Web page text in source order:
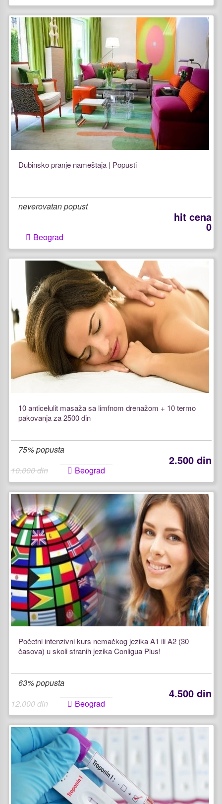
Dubinsko pranje nameštaja | Popusti
neverovatan popust
hit cena
0
Beograd
10 anticelulit masaža sa limfnom drenažom + 10 termo
pakovanja za 2500 din
75% popusta
2.500 din
10.000 din Beograd
Početni intenzivni kurs nemačkog jezika A1 ili A2 (30
časova) u skoli stranih jezika Conligua Plus!
63% popusta
4.500 din
12.000 din Beograd